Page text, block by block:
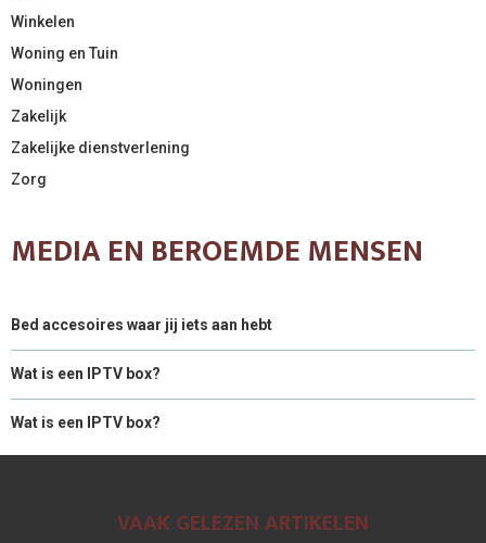
Winkelen
Woning en Tuin
Woningen
Zakelijk
Zakelijke dienstverlening
Zorg
MEDIA EN BEROEMDE MENSEN
Bed accesoires waar jij iets aan hebt
Wat is een IPTV box?
Wat is een IPTV box?
VAAK GELEZEN ARTIKELEN